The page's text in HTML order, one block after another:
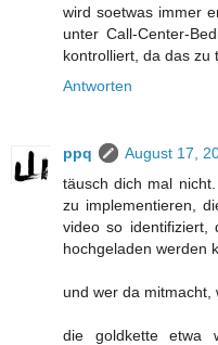
wird soetwas immer
unter Call-Center-
kontrolliert, da das zu
Antworten
ppq
August 17,
täusch dich mal
zu implementieren,
video so identifiziert,
hochgeladen werden
und wer da mitmacht,
die goldkette etwa